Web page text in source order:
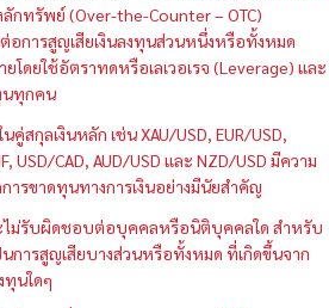
ทรัพย์ (Over-the-Counter – OTC)
อการสูญเสียเงินลงทุนส่วนหนึ่งหรือทั้งหมด
ยโดยใช้อัตราทดหรือเลเวอเรจ (Leverage) และ
นทุกคน
สกุลเงินหลัก เช่น XAU/USD, EUR/USD,
USD/CAD, AUD/USD และ NZD/USD มีความ
ารขาดทุนทางการเงินอย่างมีนัยสำคัญ
ะไม่รับผิดชอบต่อบุคคลหรือนิติบุคคลใด สำหรับ
นการสูญเสียบางส่วนหรือทั้งหมด ที่เกิดขึ้นจาก
ทุนใดๆ